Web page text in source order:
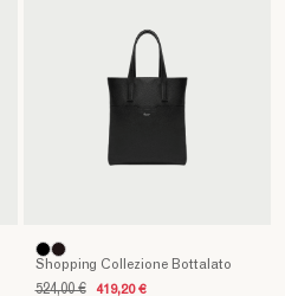
Shopping Collezione Bottalato
524,00 € 419,20 €